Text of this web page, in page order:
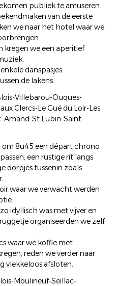
publiek te amuseren.
van de eerste
we naar het hotel waar we
kregen we een aperitief
danspasjes.
de lakens.
Villebarou-Ouques-
Clercs-Le Gué du Loir-Les
Amand-St.Lubin-Saint
om 8u45 een départ chrono
een rustige rit langs
dorpjes tussenin zoals
waar we verwacht werden
idyllisch was met vijver en
organiseerden we zelf
waar we koffie met
reden we verder naar
vlekkeloos afsloten.
Moulineuf-Seillac-